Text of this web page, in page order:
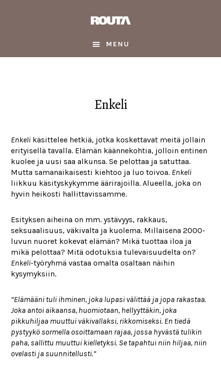
MENU
Enkeli
Enkeli käsittelee hetkiä, jotka koskettavat meitä jollain
erityisellä tavalla. Elämän käännekohtia, jolloin entinen
kuolee ja uusi saa alkunsa. Se pelottaa ja satuttaa.
Mutta samanaikaisesti kiehtoo ja luo toivoa. Enkeli
liikkuu käsityskykymme äärirajoilla. Alueella, joka on
hyvin heikosti hallittavissamme.
Esityksen aiheina on mm. ystävyys, rakkaus,
seksuaalisuus, väkivalta ja kuolema. Millaisena 2000-
luvun nuoret kokevat elämän? Mikä tuottaa iloa ja
mikä pelottaa? Mitä odotuksia tulevaisuudelta on?
Enkeli-työryhmä vastaa omalta osaltaan näihin
kysymyksiin.
”Elämääni tuli ihminen, joka lupasi välittää ja jopa rakastaa.
Joka antoi aikaansa, huomiotaan, hellyyttäkin, joka
pikkuhiljaa muuttui väkivallaksi, rikkomiseksi. En tiedä
pystyykö sormella osoittamaan rajaa, jossa hyvästä tulikin
paha, sallittu muuttui kielletyksi. Se tapahtui niin hiljaa, niin
ovelasti ja suunnitellusti.”